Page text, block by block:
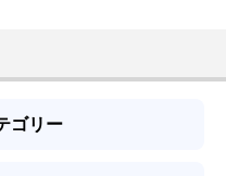
ゴリー